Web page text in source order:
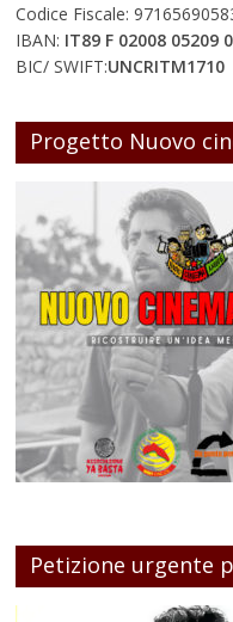
Codice Fiscale:
IBAN: IT89 F 02008 05209
BIC/ SWIFT:UNCRITM1710
Progetto Nuovo
Petizione urgente